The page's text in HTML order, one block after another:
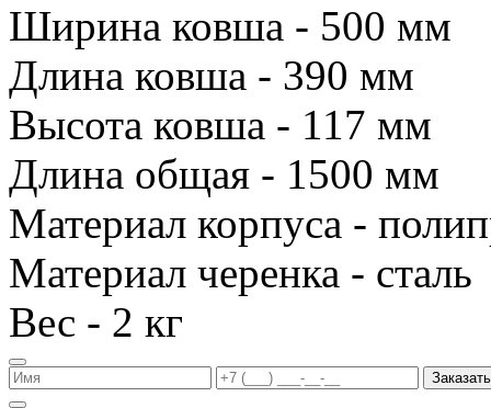
Ширина ковша - 500 мм
Длина ковша - 390 мм
Высота ковша - 117 мм
Длина общая - 1500 мм
Материал корпуса -
Материал черенка - сталь
Вес - 2 кг
Заказать